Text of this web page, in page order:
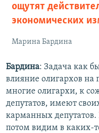
ощутят
экономических
Марина Бардина
Бардина: Задача как
влияние олигархов на
многие олигархи, к
депутатов, имеют
карманных
потом видим в каких-